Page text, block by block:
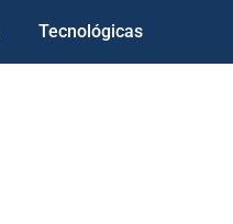
Tecnológicas